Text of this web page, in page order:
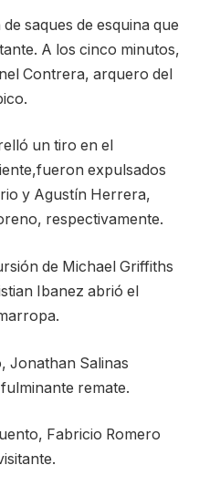
saques de esquina que
A los cinco minutos,
Contrera, arquero del
un tiro en el
expulsados
y Agustín Herrera,
respectivamente.
de Michael Griffiths
Ibanez abrió el
Jonathan Salinas
remate.
Fabricio Romero